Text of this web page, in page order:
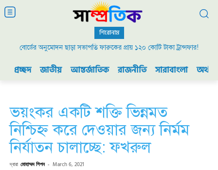
শিরোনাম
বোর্ডের অনুমোদন ছাড়া সভাপতি ফারুকের প্রায় ১২০ কোটি টাকা ট্রান্সফার!
প্রচ্ছদ জাতীয় আন্তর্জাতিক রাজনীতি সারাবাংলা
ভয়ংকর একটি শক্তি ভিন্নমত
নিশ্চিহ্ন করে দেওয়ার জন্য নির্মম
নির্যাতন চালাচ্ছে: ফখরুল
দ্বারা মোহাম্মদ শিপন - March 6, 2021